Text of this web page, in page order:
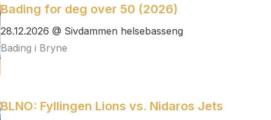
Bading for deg over 50 (2026)
28.12.2026 @ Sivdammen helsebasseng
Bading i Bryne
BLNO: Fyllingen Lions vs. Nidaros Jets